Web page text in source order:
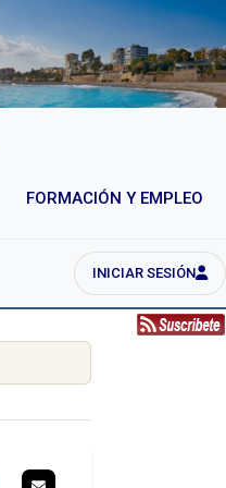
FORMACIÓN Y EMPLEO
INICIAR SESIÓN